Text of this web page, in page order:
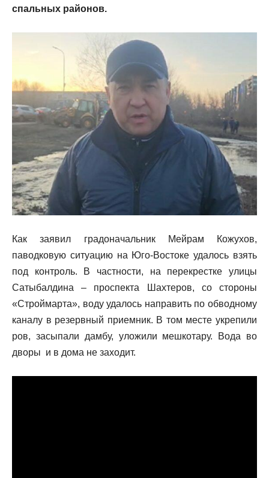
спальных районов.
Как заявил градоначальник Мейрам Кожухов,
паводковую ситуацию на Юго-Востоке удалось взять
под контроль. В частности, на перекрестке улицы
Сатыбалдина – проспекта Шахтеров, со стороны
«Строймарта», воду удалось направить по обводному
каналу в резервный приемник. В том месте укрепили
ров, засыпали дамбу, уложили мешкотару. Вода во
дворы и в дома не заходит.